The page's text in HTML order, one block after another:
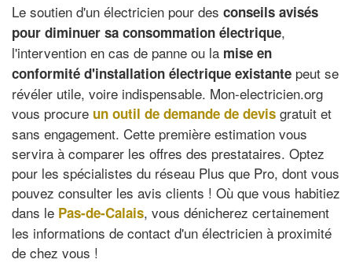
Le soutien d'un électricien pour des conseils avisés
pour diminuer sa consommation électrique,
l'intervention en cas de panne ou la mise en
conformité d'installation électrique existante peut se
révéler utile, voire indispensable. Mon-electricien.org
vous procure un outil de demande de devis gratuit et
sans engagement. Cette première estimation vous
servira à comparer les offres des prestataires. Optez
pour les spécialistes du réseau Plus que Pro, dont vous
pouvez consulter les avis clients ! Où que vous habitiez
dans le Pas-de-Calais, vous dénicherez certainement
les informations de contact d'un électricien à proximité
de chez vous !